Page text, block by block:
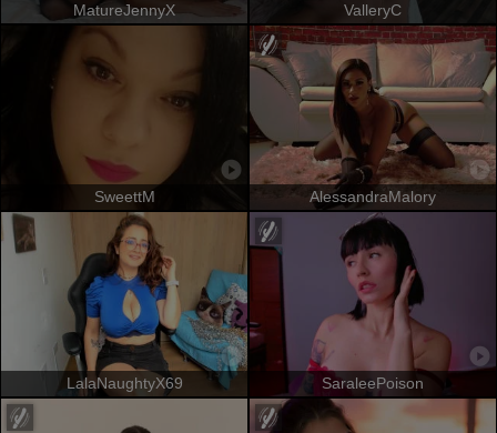
MatureJennyX ValleryC
SweettM AlessandraMalory
LalaNaughtyX69 SaraleePoison